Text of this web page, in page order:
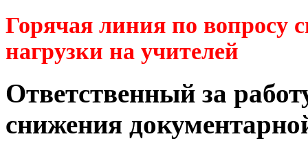
Горячая линия по вопросу
нагрузки на учителей
Ответственный за
снижения